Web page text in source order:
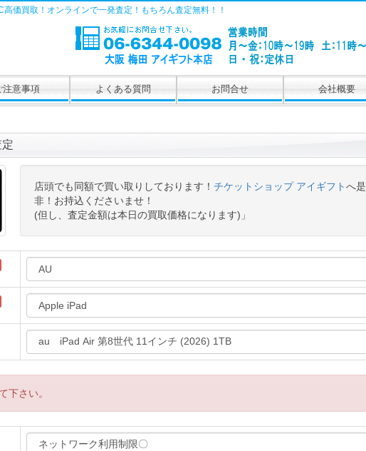
価買取！オンラインで一発査定！もちろん査定無料！！
注意事項 よくある質問 お問合せ 会社概要
店頭でも同額で買い取りしております！ チケットショップ アイギフトへ是
非！お持込くださいませ！
(但し、査定金額は本日の買取価格になります)」
下さい。